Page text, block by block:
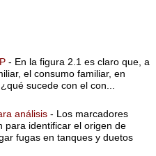
- En la figura 2.1 es claro que, a
el consumo familiar, en
sucede con el con...
análisis - Los marcadores
para identificar el origen de
fugas en tanques y duetos